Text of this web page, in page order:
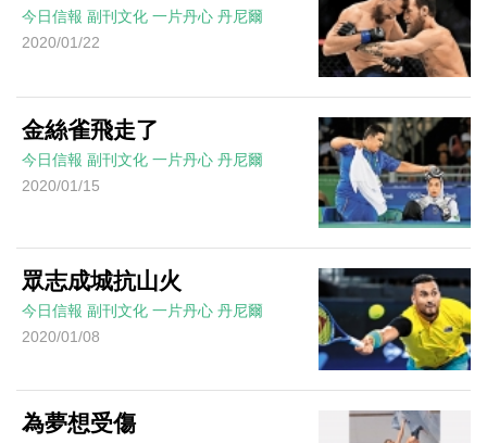
今日信報 副刊文化 一片丹心 丹尼爾
2020/01/22
金絲雀飛走了
今日信報 副刊文化 一片丹心 丹尼爾
2020/01/15
眾志成城抗山火
今日信報 副刊文化 一片丹心 丹尼爾
2020/01/08
為夢想受傷